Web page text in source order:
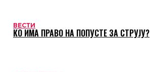
ВЕСТИ
КО ИМА ПРАВО НА ПОПУСТЕ ЗА СТРУЈУ?